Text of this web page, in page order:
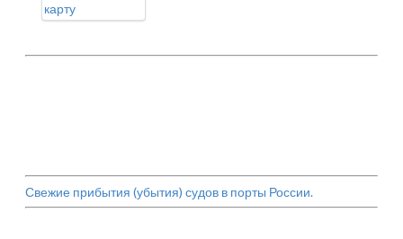
карту
Свежие прибытия (убытия) судов в порты России.